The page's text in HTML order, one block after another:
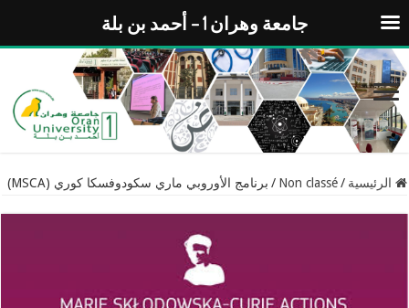
الرئيسية /
Non classé
/ برنامج الأوروبي ماري سكودوفسكا كوري (MSCA)
جامعة وهران 1 – أحمد بن بلة